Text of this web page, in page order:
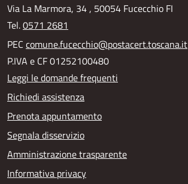
Via La Marmora, 34 , 50054 Fucecchio FI
Tel.0571 2681
PEC comune.fucecchio@postacert.toscana.it
P.IVA e CF 01252100480
Leggi le domande frequenti
Richiedi assistenza
Prenota appuntamento
Segnala disservizio
Amministrazione trasparente
Informativa privacy